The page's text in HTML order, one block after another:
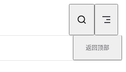
返回顶部